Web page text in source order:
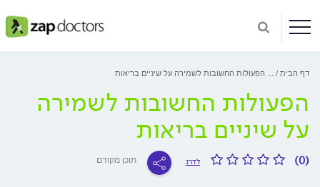
דף הבית הפעולות החשובות לשמירה על שיניים בריאות
הפעולות החשובות לשמירה
על שיניים בריאות
(0) לדרג תוכן מקודם